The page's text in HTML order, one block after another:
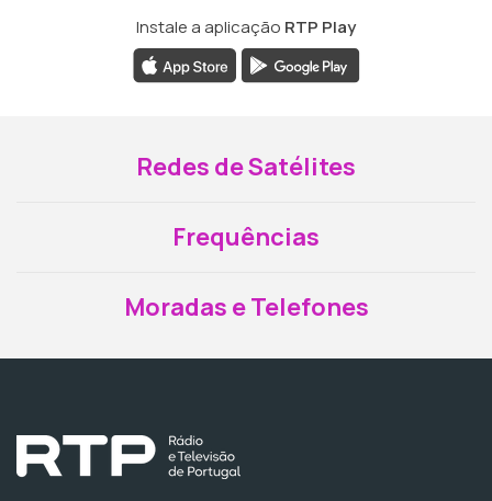
Instale a aplicação RTP Play
Redes de Satélites
Frequências
Moradas e Telefones